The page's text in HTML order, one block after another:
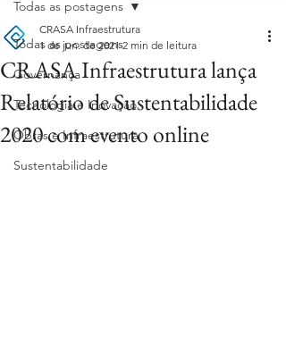
Todas as postagens
Governança
Tecnologia e Inovação
Obras e Infraestrutura
Sustentabilidade
Todas as postagens
CRASA Infraestrutura lança
Relatório de Sustentabilidade
2020 com evento online
CRASA Infraestrutura
1 de jun. de 2021 2 min de leitura